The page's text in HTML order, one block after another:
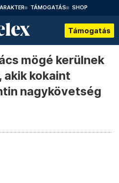
TÁMOGATÁS SHOP
Támogatás
mögé kerülnek
akik kokaint
nagykövetség